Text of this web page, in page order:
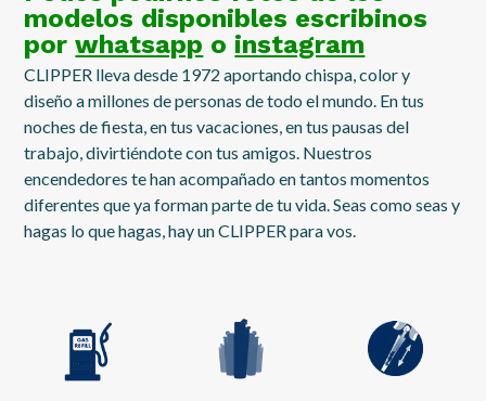
modelos disponibles escribinos
porwhatsapp o instagram
CLIPPER lleva desde 1972 aportando chispa, color y
diseño a millones de personas de todo el mundo. En tus
noches de fiesta, en tus vacaciones, en tus pausas del
trabajo, divirtiéndote con tus amigos. Nuestros
encendedores te han acompañado en tantos momentos
diferentes que ya forman parte de tu vida. Seas como seas y
hagas lo que hagas, hay un CLIPPER para vos.